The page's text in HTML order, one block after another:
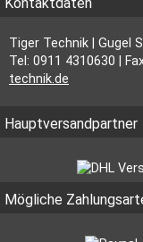
Tiger Technik | Gugel
Tel: 0911 4310630 |
technik.de
Hauptversandpartner
Mögliche